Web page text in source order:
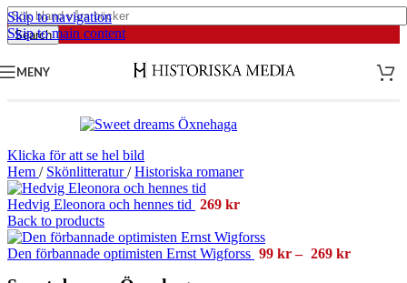
Skip to navigation
Skip to main content
Search
MENY
Klicka för att se hel bild
Hem / Skönlitteratur/ Historiska romaner
Hedvig Eleonora och hennes tid 269 kr
Back to products
Den förbannade optimisten Ernst Wigforss 99 kr – 269 kr